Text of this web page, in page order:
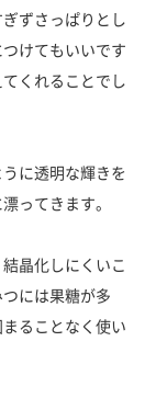
ずさっぱりとし
けてもいいです
くれることでし
に透明な輝きを
ってきます。
晶化しにくいこ
には果糖が多
ることなく使い